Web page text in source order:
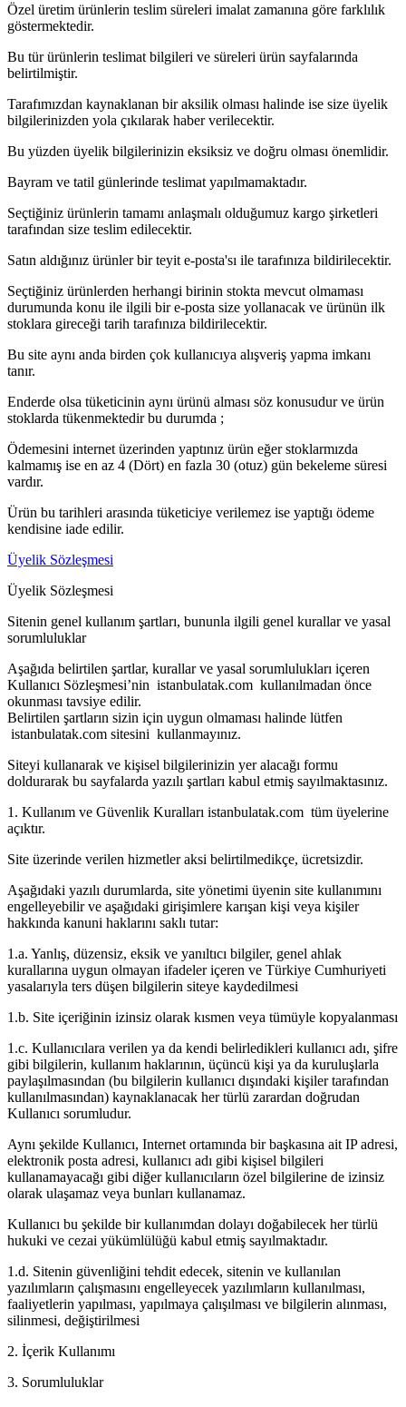
Özel üretim ürünlerin teslim süreleri imalat zamanına göre farklılık
göstermektedir.
Bu tür ürünlerin teslimat bilgileri ve süreleri ürün sayfalarında
belirtilmiştir.
Tarafımızdan kaynaklanan bir aksilik olması halinde ise size üyelik
bilgilerinizden yola çıkılarak haber verilecektir.
Bu yüzden üyelik bilgilerinizin eksiksiz ve doğru olması önemlidir.
Bayram ve tatil günlerinde teslimat yapılmamaktadır.
Seçtiğiniz ürünlerin tamamı anlaşmalı olduğumuz kargo şirketleri
tarafından size teslim edilecektir.
Satın aldığınız ürünler bir teyit e-posta'sı ile tarafınıza bildirilecektir.
Seçtiğiniz ürünlerden herhangi birinin stokta mevcut olmaması
durumunda konu ile ilgili bir e-posta size yollanacak ve ürünün ilk
stoklara gireceği tarih tarafınıza bildirilecektir.
Bu site aynı anda birden çok kullanıcıya alışveriş yapma imkanı
tanır.
Enderde olsa tüketicinin aynı ürünü alması söz konusudur ve ürün
stoklarda tükenmektedir bu durumda ;
Ödemesini internet üzerinden yaptınız ürün eğer stoklarmızda
kalmamış ise en az 4 (Dört) en fazla 30 (otuz) gün bekeleme süresi
vardır.
Ürün bu tarihleri arasında tüketiciye verilemez ise yaptığı ödeme
kendisine iade edilir.
Üyelik Sözleşmesi
Üyelik Sözleşmesi
Sitenin genel kullanım şartları, bununla ilgili genel kurallar ve yasal
sorumluluklar
Aşağıda belirtilen şartlar, kurallar ve yasal sorumlulukları içeren
Kullanıcı Sözleşmesi’nin istanbulatak.com kullanılmadan önce
okunması tavsiye edilir.
Belirtilen şartların sizin için uygun olmaması halinde lütfen
istanbulatak.com sitesini kullanmayınız.
Siteyi kullanarak ve kişisel bilgilerinizin yer alacağı formu
doldurarak bu sayfalarda yazılı şartları kabul etmiş sayılmaktasınız.
1. Kullanım ve Güvenlik Kuralları istanbulatak.com tüm üyelerine
açıktır.
Site üzerinde verilen hizmetler aksi belirtilmedikçe, ücretsizdir.
Aşağıdaki yazılı durumlarda, site yönetimi üyenin site kullanımını
engelleyebilir ve aşağıdaki girişimlere karışan kişi veya kişiler
hakkında kanuni haklarını saklı tutar:
1.a. Yanlış, düzensiz, eksik ve yanıltıcı bilgiler, genel ahlak
kurallarına uygun olmayan ifadeler içeren ve Türkiye Cumhuriyeti
yasalarıyla ters düşen bilgilerin siteye kaydedilmesi
1.b. Site içeriğinin izinsiz olarak kısmen veya tümüyle kopyalanması
1.c. Kullanıcılara verilen ya da kendi belirledikleri kullanıcı adı, şifre
gibi bilgilerin, kullanım haklarının, üçüncü kişi ya da kuruluşlarla
paylaşılmasından (bu bilgilerin kullanıcı dışındaki kişiler tarafından
kullanılmasından) kaynaklanacak her türlü zarardan doğrudan
Kullanıcı sorumludur.
Aynı şekilde Kullanıcı, Internet ortamında bir başkasına ait IP adresi,
elektronik posta adresi, kullanıcı adı gibi kişisel bilgileri
kullanamayacağı gibi diğer kullanıcıların özel bilgilerine de izinsiz
olarak ulaşamaz veya bunları kullanamaz.
Kullanıcı bu şekilde bir kullanımdan dolayı doğabilecek her türlü
hukuki ve cezai yükümlülüğü kabul etmiş sayılmaktadır.
1.d. Sitenin güvenliğini tehdit edecek, sitenin ve kullanılan
yazılımların çalışmasını engelleyecek yazılımların kullanılması,
faaliyetlerin yapılması, yapılmaya çalışılması ve bilgilerin alınması,
silinmesi, değiştirilmesi
2. İçerik Kullanımı
3. Sorumluluklar